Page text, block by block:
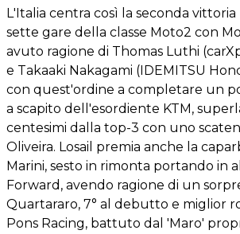
L'Italia centra così la seconda
sette gare della classe Moto2 con
avuto ragione di Thomas Luthi
e Takaaki Nakagami (IDEMITSU
con quest'ordine a completare un
a scapito dell'esordiente KTM,
centesimi dalla top-3 con uno
Oliveira. Losail premia anche la
Marini, sesto in rimonta portando in
Forward, avendo ragione di un
Quartararo, 7° al debutto e miglior
Pons Racing, battuto dal 'Maro'